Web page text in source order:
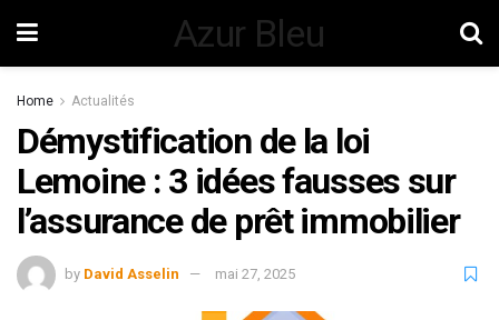
Azur Bleu
Home Actualités
Démystification de la loi
Lemoine : 3 idées fausses sur
l’assurance de prêt immobilier
by David Asselin mai 27, 2025